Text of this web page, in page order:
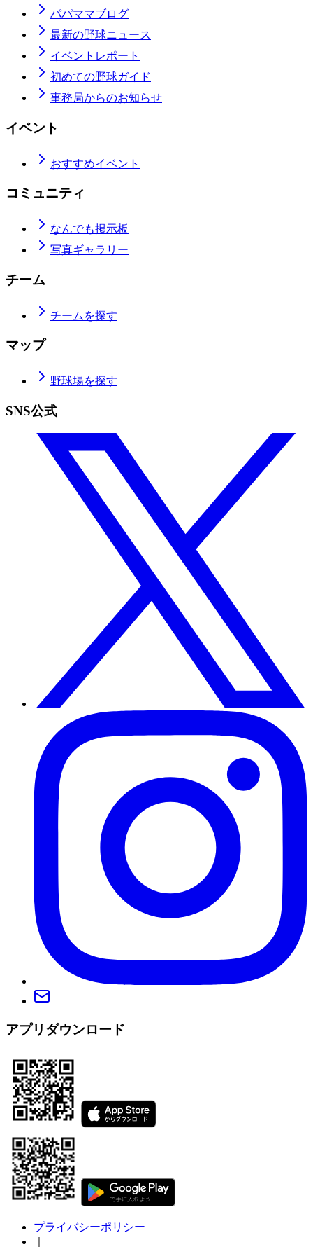
パパママブログ
最新の野球ニュース
イベントレポート
初めての野球ガイド
事務局からのお知らせ
イベント
おすすめイベント
コミュニティ
なんでも掲示板
写真ギャラリー
チーム
チームを探す
マップ
野球場を探す
SNS公式
アプリダウンロード
プライバシーポリシー